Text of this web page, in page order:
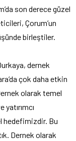
son derece güzel
Çorum’un
birleştiler.
dernek
çok daha etkin
olarak temel
yatırımcı
hedefimizdir. Bu
Dernek olarak